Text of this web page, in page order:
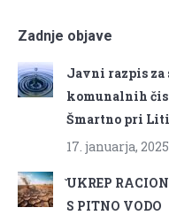
Zadnje objave
Javni razpis
komunalnih
Šmartno pri
17. januarja, 2025
̌UKREP
S PITNO VODO